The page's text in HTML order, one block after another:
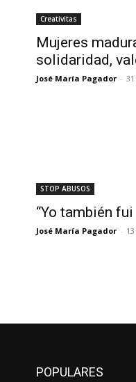
Creativitas
Mujeres
solidaridad,
José María Pagador -
STOP ABUSOS
“Yo también
José María Pagador -
POPULARES